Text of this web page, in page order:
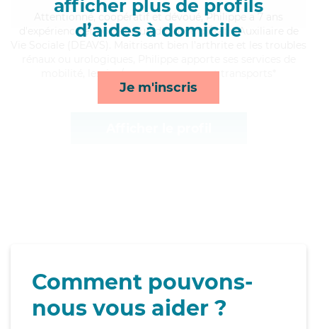
afficher plus de profils
d’aides à domicile
Je m'inscris
, coopératif et dévoué, Philippe a 7 ans
d'expérience et possède un diplôme d'État d'Auxiliaire de
mobilité, lessive/repassage, repas et transports*
Comment pouvons-
nous vous aider ?